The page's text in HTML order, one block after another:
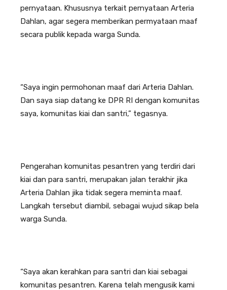
pernyataan. Khususnya terkait pernyataan Arteria
Dahlan, agar segera memberikan permyataan maaf
secara publik kepada warga Sunda.
“Saya ingin permohonan maaf dari Arteria Dahlan.
Dan saya siap datang ke DPR RI dengan komunitas
saya, komunitas kiai dan santri,” tegasnya.
Pengerahan komunitas pesantren yang terdiri dari
kiai dan para santri, merupakan jalan terakhir jika
Arteria Dahlan jika tidak segera meminta maaf.
Langkah tersebut diambil, sebagai wujud sikap bela
warga Sunda.
“Saya akan kerahkan para santri dan kiai sebagai
komunitas pesantren. Karena telah mengusik kami